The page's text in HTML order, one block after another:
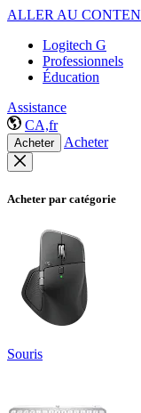
ALLER AU
Logitech G
Professionnels
Éducation
Assistance
CA,fr
Acheter Acheter
Acheter par catégorie
Souris